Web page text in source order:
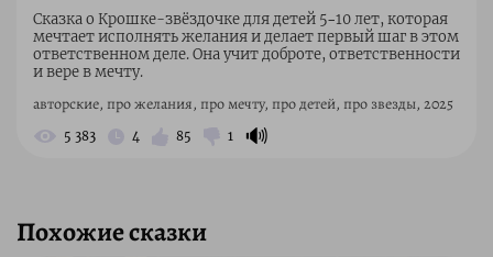
Сказка о Крошке-звёздочке для детей 5–10 лет, которая
мечтает исполнять желания и делает первый шаг в этом
ответственном деле. Она учит доброте, ответственности
и вере в мечту.
авторские, про желания, про мечту, про детей, про звезды, 2025
5 383 4 85 1 🔊
Похожие сказки